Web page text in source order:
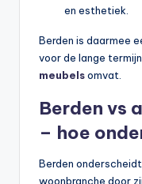
en esthetiek.
Berden is daarmee
voor de lange
meubelsomvat.
Berden vs
– hoe
Berden
woonbranche door